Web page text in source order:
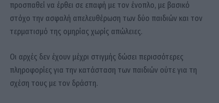
προσπαθεί να έρθει σε επαφή με τον ένοπλο, με βασικό
στόχο την ασφαλή απελευθέρωση των δύο παιδιών και τον
τερματισμό της ομηρίας χωρίς απώλειες.
Οι αρχές δεν έχουν μέχρι στιγμής δώσει περισσότερες
πληροφορίες για την κατάσταση των παιδιών ούτε για τη
σχέση τους με τον δράστη.